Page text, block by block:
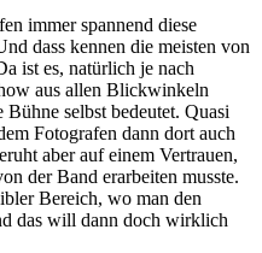
immer spannend diese
dass kennen die meisten von
ist es, natürlich je nach
aus allen Blickwinkeln
selbst bedeutet. Quasi
Fotografen dann dort auch
aber auf einem Vertrauen,
der Band erarbeiten musste.
Bereich, wo man den
das will dann doch wirklich